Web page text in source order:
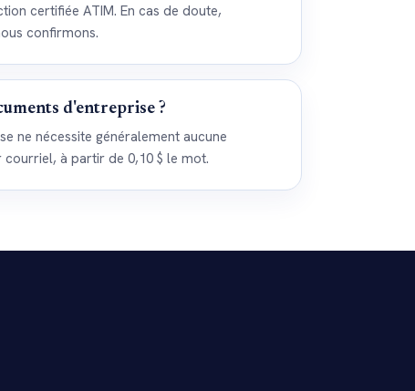
certifiée ATIM. En cas de doute,
confirmons.
d'entreprise ?
ne nécessite généralement aucune
à partir de 0,10 $ le mot.